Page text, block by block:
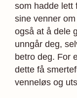
som hadde lett
sine venner
også at å dele
unngår deg,
betro deg. For
dette få
venneløs og